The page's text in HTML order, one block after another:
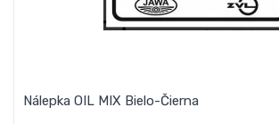
Nálepka OIL MIX Bielo-Čierna